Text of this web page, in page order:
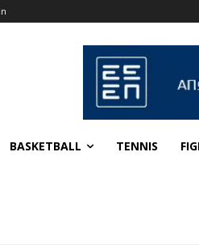
BASKETBALL TENNIS